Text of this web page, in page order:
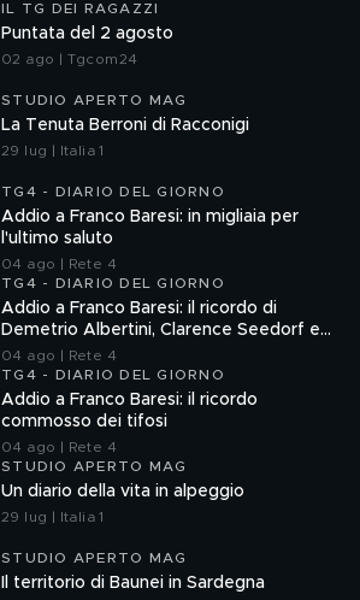
IL TG DEI RAGAZZI
Puntata del 2 agosto
02 ago | Tgcom24
STUDIO APERTO MAG
La Tenuta Berroni di Racconigi
29 lug | Italia 1
TG4 - DIARIO DEL GIORNO
Addio a Franco Baresi: in migliaia per
l'ultimo saluto
04 ago | Rete 4
TG4 - DIARIO DEL GIORNO
Addio a Franco Baresi: il ricordo di
Demetrio Albertini, Clarence Seedorf e
Giovanni Galli
04 ago | Rete 4
TG4 - DIARIO DEL GIORNO
Addio a Franco Baresi: il ricordo
commosso dei tifosi
04 ago | Rete 4
STUDIO APERTO MAG
Un diario della vita in alpeggio
29 lug | Italia 1
STUDIO APERTO MAG
Il territorio di Baunei in Sardegna